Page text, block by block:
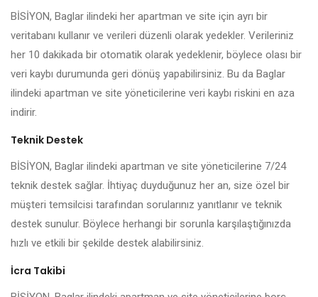
BİSİYON, Baglar ilindeki her apartman ve site için ayrı bir
veritabanı kullanır ve verileri düzenli olarak yedekler. Verileriniz
her 10 dakikada bir otomatik olarak yedeklenir, böylece olası bir
veri kaybı durumunda geri dönüş yapabilirsiniz. Bu da Baglar
ilindeki apartman ve site yöneticilerine veri kaybı riskini en aza
indirir.
Teknik Destek
BİSİYON, Baglar ilindeki apartman ve site yöneticilerine 7/24
teknik destek sağlar. İhtiyaç duyduğunuz her an, size özel bir
müşteri temsilcisi tarafından sorularınız yanıtlanır ve teknik
destek sunulur. Böylece herhangi bir sorunla karşılaştığınızda
hızlı ve etkili bir şekilde destek alabilirsiniz.
İcra Takibi